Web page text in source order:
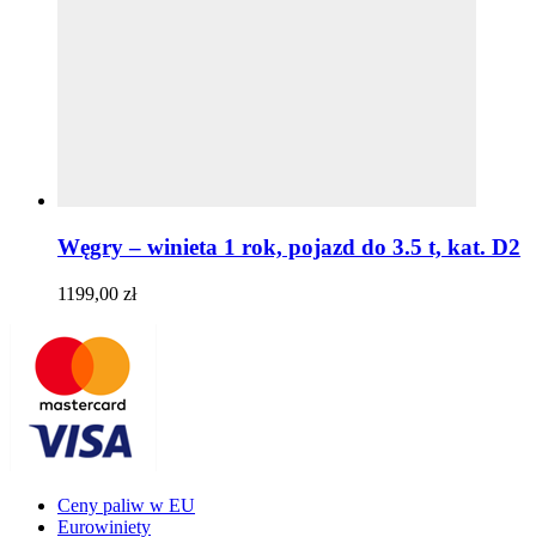
Węgry – winieta 1 rok, pojazd do 3.5 t, kat. D2
1199,00 zł
Ceny paliw w EU
Eurowiniety